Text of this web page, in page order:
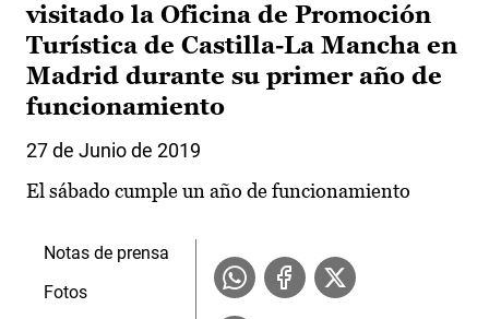
visitado la Oficina de Promoción
Turística de Castilla-La Mancha en
Madrid durante su primer año de
funcionamiento
27 de Junio de 2019
El sábado cumple un año de funcionamiento
Notas de prensa
Fotos